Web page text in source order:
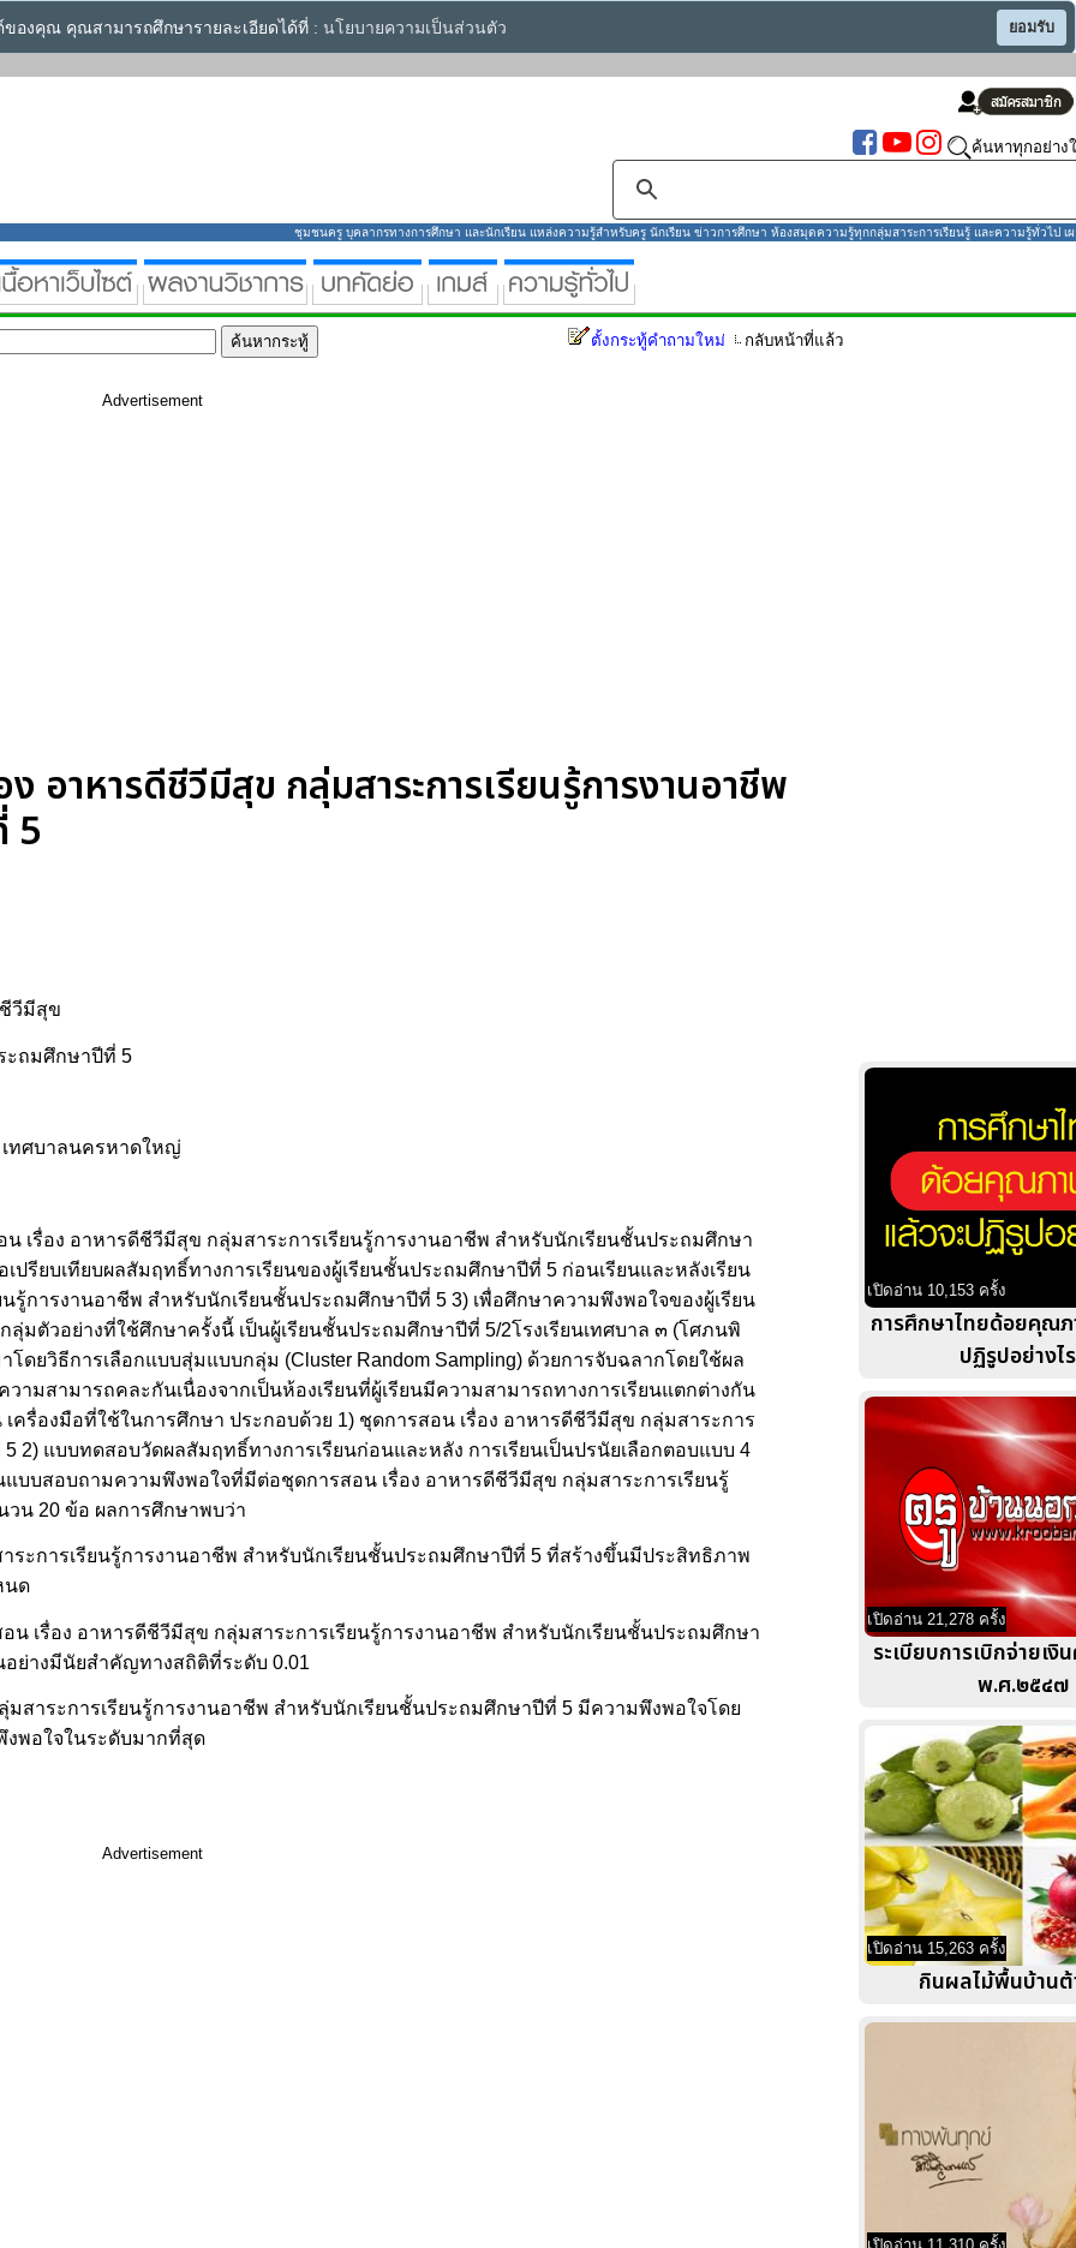
องคุณ คุณสามารถศึกษารายละเอียดได้ที่ : นโยบายความเป็นส่วนตัว ยอมรับ
ค้นหาทุกอย่าง
ชุมชนครู บุคลากรทางการศึกษา และนักเรียน แหล่งความรู้สำหรับครู นักเรียน ข่าวการศึกษา ห้องสมุดความรู้ทุกกลุ่มสาระการเรียนรู้ และความรู้ทั่วไป เ
ตั้งกระทู้คำถามใหม่ กลับหน้าที่แล้ว
Advertisement
อาหารดีชีวีมีสุข กลุ่มสาระการเรียนรู้การงานอาชีพ
5
วีมีสุข
ะถมศึกษาปีที่ 5
ทศบาลนครหาดใหญ่
เรื่อง อาหารดีชีวีมีสุข กลุ่มสาระการเรียนรู้การงานอาชีพ สำหรับนักเรียนชั้นประถมศึกษา
รียบเทียบผลสัมฤทธิ์ทางการเรียนของผู้เรียนชั้นประถมศึกษาปีที่ 5 ก่อนเรียนและหลังเรียน
รู้การงานอาชีพ สำหรับนักเรียนชั้นประถมศึกษาปีที่ 5 3) เพื่อศึกษาความพึงพอใจของผู้เรียน
มตัวอย่างที่ใช้ศึกษาครั้งนี้ เป็นผู้เรียนชั้นประถมศึกษาปีที่ 5/2โรงเรียนเทศบาล ๓ (โศภนพิ
ยวิธีการเลือกแบบสุ่มแบบกลุ่ม (Cluster Random Sampling) ด้วยการจับฉลากโดยใช้ผล
ามสามารถคละกันเนื่องจากเป็นห้องเรียนที่ผู้เรียนมีความสามารถทางการเรียนแตกต่างกัน
ครื่องมือที่ใช้ในการศึกษา ประกอบด้วย 1) ชุดการสอน เรื่อง อาหารดีชีวีมีสุข กลุ่มสาระการ
2) แบบทดสอบวัดผลสัมฤทธิ์ทางการเรียนก่อนและหลัง การเรียนเป็นปรนัยเลือกตอบแบบ 4
แบบสอบถามความพึงพอใจที่มีต่อชุดการสอน เรื่อง อาหารดีชีวีมีสุข กลุ่มสาระการเรียนรู้
น 20 ข้อ ผลการศึกษาพบว่า
ระการเรียนรู้การงานอาชีพ สำหรับนักเรียนชั้นประถมศึกษาปีที่ 5 ที่สร้างขึ้นมีประสิทธิภาพ
นด
น เรื่อง อาหารดีชีวีมีสุข กลุ่มสาระการเรียนรู้การงานอาชีพ สำหรับนักเรียนชั้นประถมศึกษา
อย่างมีนัยสำคัญทางสถิติที่ระดับ 0.01
มสาระการเรียนรู้การงานอาชีพ สำหรับนักเรียนชั้นประถมศึกษาปีที่ 5 มีความพึงพอใจโดย
งพอใจในระดับมากที่สุด
Advertisement
เปิดอ่าน 10,153 ครั้ง
การศึกษาไทยด้อยคุณภ
ปฏิรูปอย่างไ
เปิดอ่าน 21,278 ครั้ง
ระเบียบการเบิกจ่ายเ
พ.ศ.๒๕๔๗
เปิดอ่าน 15,263 ครั้ง
กินผลไม้พื้นบ้านต้